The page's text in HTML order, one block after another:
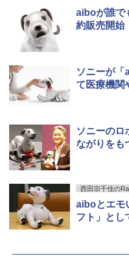
aiboが誰で
約販売開始
ソニーが「
て医療機関
ソニーのロ
ながりをも
西田宗千佳の
aiboとエモ
フト」とし